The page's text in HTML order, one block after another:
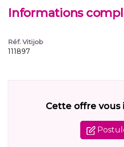
Informations
Réf. Vitijob
111897
Cette offre vous